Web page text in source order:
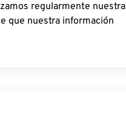
regularmente nuestra
que nuestra información